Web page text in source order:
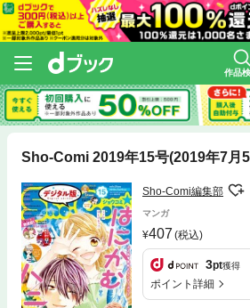
作品
Sho-Comi 2019年15号(2019年7月
Sho-Comi編集部
マンガ
407 (税込)
3pt獲得
ポイント詳細